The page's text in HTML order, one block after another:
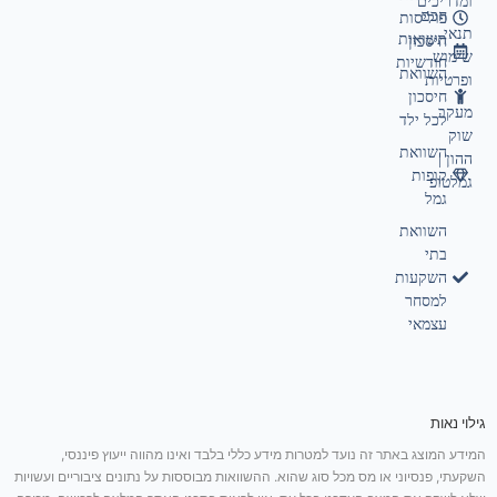
פוליסות
חיסכון
השוואת
חיסכון
לכל ילד
השוואת
קופות
גמל
השוואת
בתי
השקעות
למסחר
עצמאי
תנאי
שימוש
ופרטיות
מעקב
שוק
ההון |
גמלטופ
חכם
תשואות
חודשיות
גילוי נאות
המידע המוצג באתר זה נועד למטרות מידע כללי בלבד ואינו מהווה ייעוץ פיננסי,
השקעתי, פנסיוני או מס מכל סוג שהוא. ההשוואות מבוססות על נתונים ציבוריים ועשויות